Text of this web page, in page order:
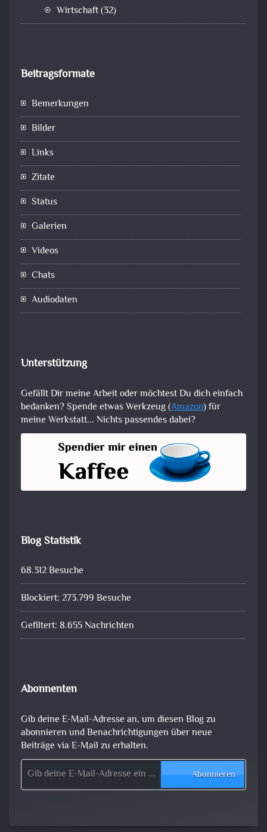
Wirtschaft(32)
Beitragsformate
Bemerkungen
Bilder
Links
Zitate
Status
Galerien
Videos
Chats
Audiodaten
Unterstützung
Gefällt Dir meine Arbeit oder möchtest Du dich einfach
bedanken? Spende etwas Werkzeug (Amazon) für
meine Werkstatt... Nichts passendes dabei?
Blog Statistik
68.312 Besuche
Blockiert: 273.799 Besuche
Gefiltert: 8.655 Nachrichten
Abonnenten
Gib deine E-Mail-Adresse an, um diesen Blog zu
abonnieren und Benachrichtigungen über neue
Beiträge via E-Mail zu erhalten.
Gib deine E-Mail-Adresse ein ...
Abonnieren